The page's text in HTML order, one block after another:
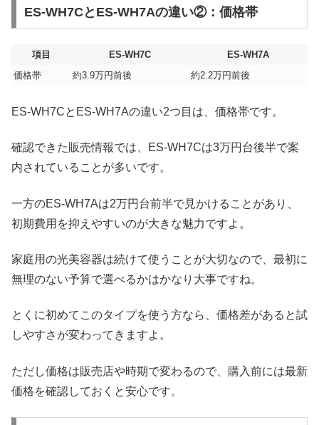
ES-WH7CとES-WH7Aの違い②：価格帯
項目 ES-WH7C
ES-WH7A
価格帯
約3.9万円前後 約2.2万円前後
ES-WH7CとES-WH7Aの違い2つ目は、価格帯です。
確認できた販売情報では、ES-WH7Cは3万円台後半で案
内されていることが多いです。
一方のES-WH7Aは2万円台前半で見かけることがあり、
初期費用を抑えやすいのが大きな魅力ですよ。
家庭用の光美容器は続けて使うことが大切なので、最初に
無理のない予算で選べるかはかなり大事ですね。
とくに初めてこのタイプを使う方なら、価格差があると試
しやすさが変わってきますよ。
ただし価格は販売店や時期で変わるので、購入前には最新
価格を確認しておくと安心です。